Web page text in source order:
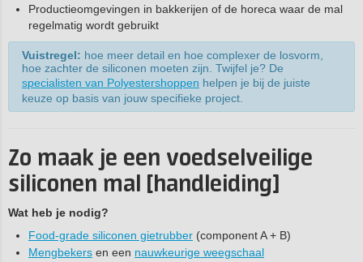
Productieomgevingen in bakkerijen of de horeca waar de mal
regelmatig wordt gebruikt
Vuistregel: hoe meer detail en hoe complexer de losvorm,
hoe zachter de siliconen moeten zijn. Twijfel je? De
specialisten van Polyestershoppen helpen je bij de juiste
keuze op basis van jouw specifieke project.
Zo maak je een voedselveilige
siliconen mal [handleiding]
Wat heb je nodig?
Food-grade siliconen gietrubber (component A + B)
Mengbekers en een nauwkeurige weegschaal